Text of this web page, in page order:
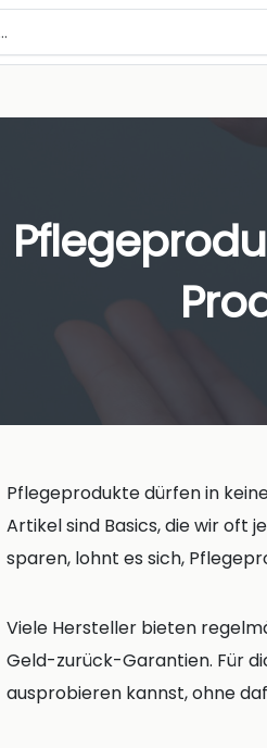
Pflegeprodukte dürfen in
Artikel sind Basics, die wir oft
sparen, lohnt es sich,
Viele Hersteller bieten
Geld-zurück-Garantien. Für
ausprobieren kannst, ohne